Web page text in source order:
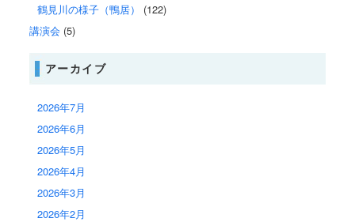
鶴見川の様子（鴨居）
(122)
講演会 (5)
アーカイブ
2026年7月
2026年6月
2026年5月
2026年4月
2026年3月
2026年2月